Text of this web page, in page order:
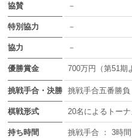
協賛 －
特別協力 －
協力 －
優勝賞金 700万円（第51期
挑戦手合・決勝 挑戦手合五番勝負
棋戦形式 20名によるトー
持ち時間 挑戦手合 ： 3時